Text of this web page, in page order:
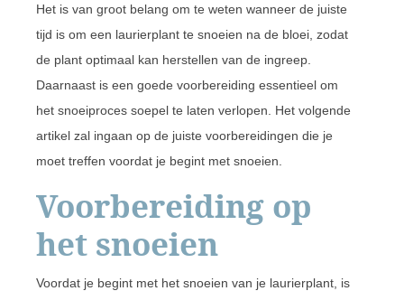
Het is van groot belang om te weten wanneer de juiste
tijd is om een laurierplant te snoeien na de bloei, zodat
de plant optimaal kan herstellen van de ingreep.
Daarnaast is een goede voorbereiding essentieel om
het snoeiproces soepel te laten verlopen. Het volgende
artikel zal ingaan op de juiste voorbereidingen die je
moet treffen voordat je begint met snoeien.
Voorbereiding op
het snoeien
Voordat je begint met het snoeien van je laurierplant, is